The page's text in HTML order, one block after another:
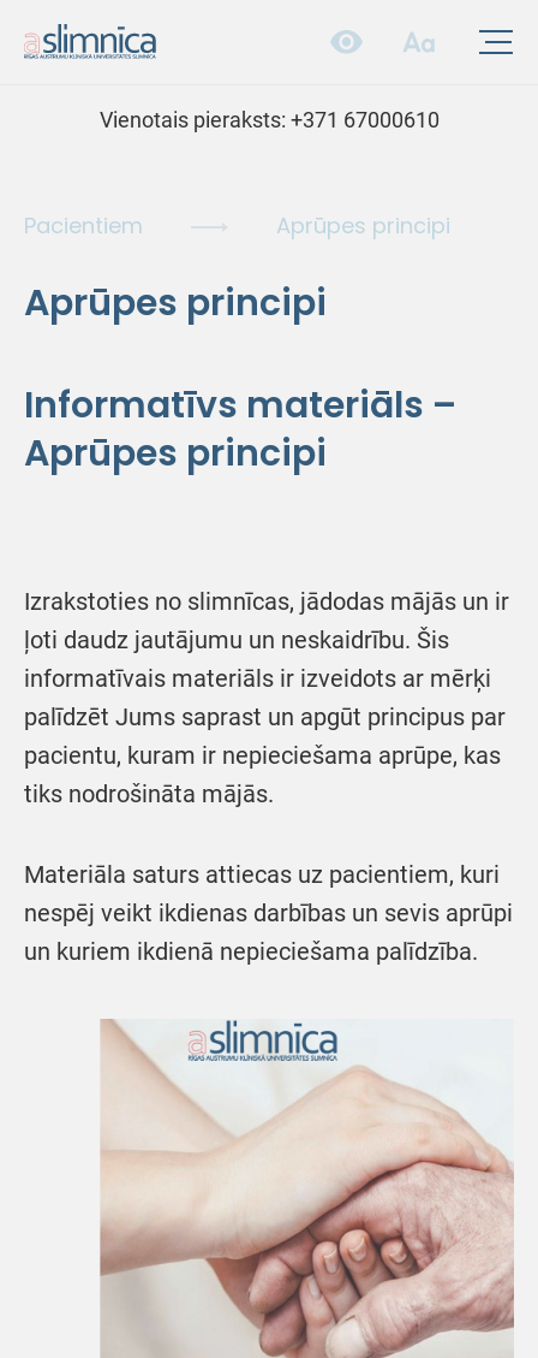
Vienotais pieraksts: +371 67000610
Pacientiem Aprūpes principi
Aprūpes principi
Informatīvs materiāls –
Aprūpes principi
Izrakstoties no slimnīcas, jādodas mājās un ir
ļoti daudz jautājumu un neskaidrību. Šis
informatīvais materiāls ir izveidots ar mērķi
palīdzēt Jums saprast un apgūt principus par
pacientu, kuram ir nepieciešama aprūpe, kas
tiks nodrošināta mājās.
Materiāla saturs attiecas uz pacientiem, kuri
nespēj veikt ikdienas darbības un sevis aprūpi
un kuriem ikdienā nepieciešama palīdzība.